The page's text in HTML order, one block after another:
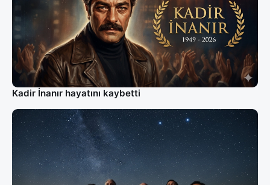
Kadir İnanır hayatını kaybetti